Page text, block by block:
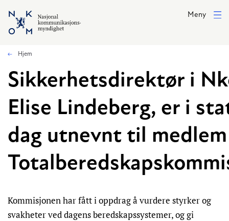
Hopp til hovedinnhold
Meny
Hjem
Sikkerhetsdirektør i
Elise Lindeberg, er i
dag utnevnt til medlem
Kommisjonen har fått i oppdrag å vurdere styrker og
svakheter ved dagens beredskapssystemer, og gi